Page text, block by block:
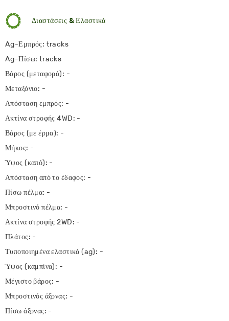
Διαστάσεις & Ελαστικά
Ag-Εμπρός: tracks
Ag-Πίσω: tracks
Βάρος (μεταφορά): -
Μεταξόνιο: -
Απόσταση εμπρός: -
Ακτίνα στροφής 4WD: -
Βάρος (με έρμα): -
Μήκος: -
Ύψος (καπό): -
Απόσταση από το έδαφος: -
Πίσω πέλμα: -
Μπροστινό πέλμα: -
Ακτίνα στροφής 2WD: -
Πλάτος: -
Τυποποιημένα ελαστικά (ag): -
Ύψος (καμπίνα): -
Μέγιστο βάρος: -
Μπροστινός άξονας: -
Πίσω άξονας: -